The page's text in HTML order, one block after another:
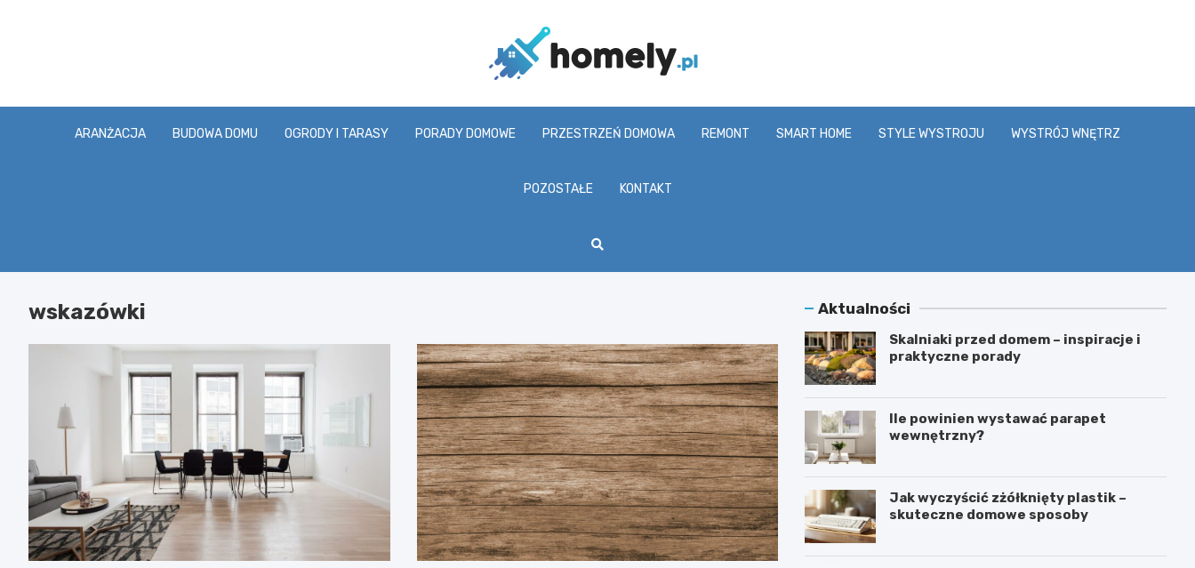
ARANŻACJA BUDOWA DOMU OGRODY I TARASY PORADY DOMOWE PRZESTRZEŃ DOMOWA REMONT SMART HOME STYLE WYSTROJU WYSTRÓJ WNĘTRZ
POZOSTAŁE KONTAKT
wskazówki Aktualności
Skalniaki przed domem – inspiracje i
praktyczne porady
Ile powinien wystawać parapet
wewnętrzny?
Jak wyczyścić zżółknięty plastik –
skuteczne domowe sposoby